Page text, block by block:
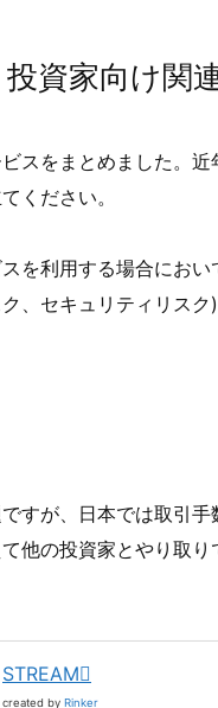
資家向け関
スをまとめました。
ください。
を利用する場合にお
、セキュリティリス
すが、日本では取引
他の投資家とやり取
STREAM
created by Rinker